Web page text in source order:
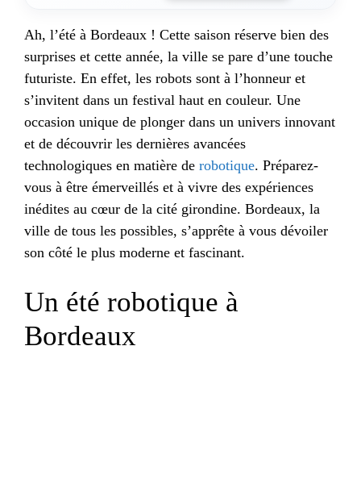
Ah, l’été à Bordeaux ! Cette saison réserve bien des
surprises et cette année, la ville se pare d’une touche
futuriste. En effet, les robots sont à l’honneur et
s’invitent dans un festival haut en couleur. Une
occasion unique de plonger dans un univers innovant
et de découvrir les dernières avancées
technologiques en matière de robotique. Préparez-
vous à être émerveillés et à vivre des expériences
inédites au cœur de la cité girondine. Bordeaux, la
ville de tous les possibles, s’apprête à vous dévoiler
son côté le plus moderne et fascinant.
Un été robotique à
Bordeaux